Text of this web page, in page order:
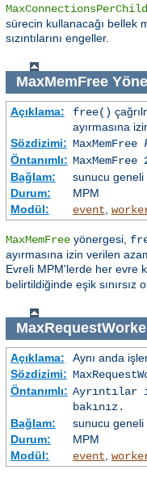
MaxConnectionsPerChild
sürecin kullanacağı bellek
sızıntılarını engeller.
MaxMemFree
Açıklama: free()
ayırmasına
Sözdizimi: MaxMemFree
Öntanımlı: MaxMemFree
Bağlam:
sunucu geneli
Durum:
MPM
Modül:
event
MaxMemFree yönergesi,
ayırmasına izin verilen
Evreli MPM'lerde her evre
belirtildiğinde eşik sınırsız
Açıklama:
Aynı anda
Sözdizimi:
Öntanımlı: Ayrıntılar
bakınız.
Bağlam:
sunucu geneli
Durum:
MPM
Modül:
event